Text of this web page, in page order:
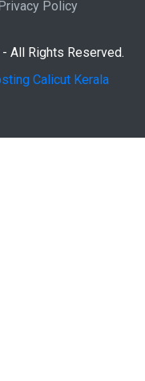
Policy
All Rights Reserved.
Calicut Kerala